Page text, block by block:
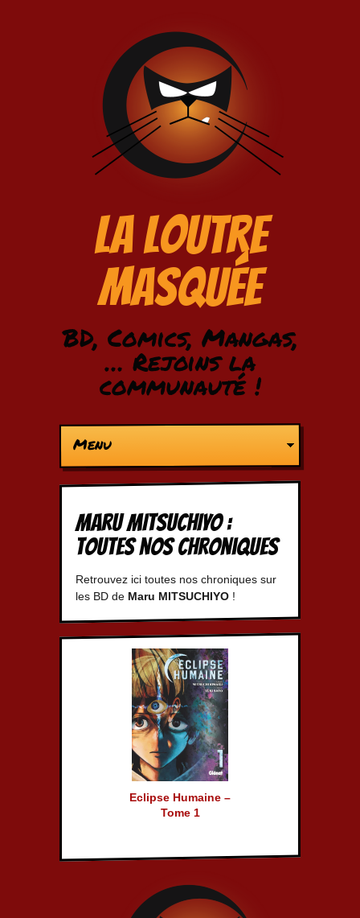
La Loutre
Masquée
BD, Comics, Mangas,
… Rejoins la
communauté !
Menu
Maru MITSUCHIYO :
Toutes nos chroniques
Retrouvez ici toutes nos chroniques sur
les BD de Maru MITSUCHIYO !
Eclipse Humaine –
Tome 1